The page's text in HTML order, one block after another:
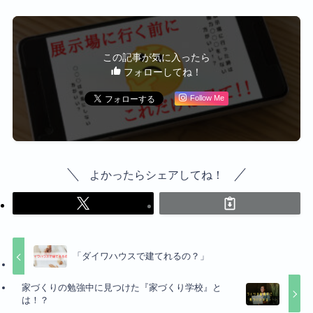
この記事が気に入ったら
フォローしてね！
Follow Me
よかったらシェアしてね！
「ダイワハウスで建てれるの？」
家づくりの勉強中に見つけた『家づくり学校』と
は！？